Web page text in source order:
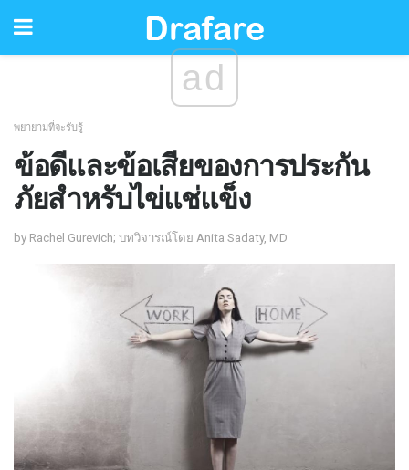
ad
พยายามที่จะรับรู้
ข้อดีและข้อเสียของการประกัน
ภัยสำหรับไข่แช่แข็ง
by Rachel Gurevich; บทวิจารณ์โดย Anita Sadaty, MD